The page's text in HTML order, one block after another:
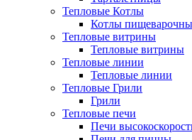
Тепловые Котлы
Котлы
Тепловые витрины
Тепловые витрины
Тепловые линии
Тепловые линии
Тепловые Грили
Грили
Тепловые печи
Печи